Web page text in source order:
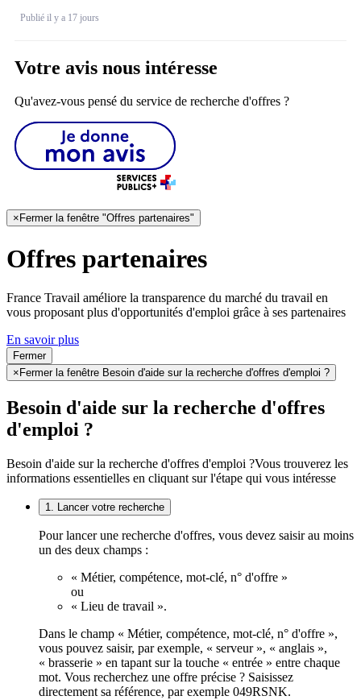
Publié il y a 17 jours
Votre avis nous intéresse
Qu'avez-vous pensé du service de recherche d'offres ?
× Fermer la fenêtre "Offres partenaires"
Offres partenaires
France Travail améliore la transparence du marché du travail en
vous proposant plus d'opportunités d'emploi grâce à ses partenaires
En savoir plus
Fermer
× Fermer la fenêtre Besoin d'aide sur la recherche d'offres d'emploi ?
Besoin d'aide sur la recherche d'offres
d'emploi ?
Besoin d'aide sur la recherche d'offres d'emploi ?Vous trouverez les
informations essentielles en cliquant sur l'étape qui vous intéresse
1. Lancer votre recherche
Pour lancer une recherche d'offres, vous devez saisir au moins
un des deux champs :
« Métier, compétence, mot-clé, n° d'offre »
ou
« Lieu de travail ».
Dans le champ « Métier, compétence, mot-clé, n° d'offre »,
vous pouvez saisir, par exemple, « serveur », « anglais »,
« brasserie » en tapant sur la touche « entrée » entre chaque
mot. Vous recherchez une offre précise ? Saisissez
directement sa référence, par exemple 049RSNK.